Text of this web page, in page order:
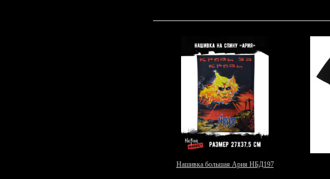
Нашивка большая Ария НБД197